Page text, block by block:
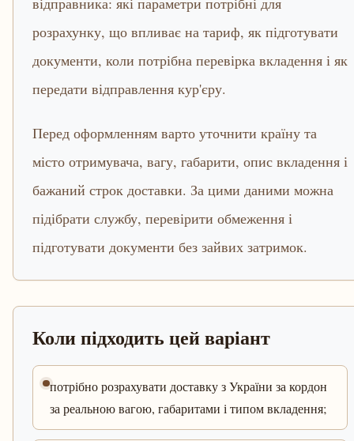
розрахунку, що впливає на тариф, як підготувати
документи, коли потрібна перевірка вкладення і як
передати відправлення кур'єру.
Перед оформленням варто уточнити країну та
місто отримувача, вагу, габарити, опис вкладення і
бажаний строк доставки. За цими даними можна
підібрати службу, перевірити обмеження і
підготувати документи без зайвих затримок.
Коли підходить цей варіант
потрібно розрахувати доставку з України за кордон
за реальною вагою, габаритами і типом вкладення;